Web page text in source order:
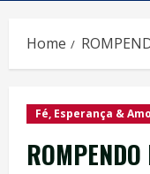
Home
Fé, Esperança &
ROMPENDO